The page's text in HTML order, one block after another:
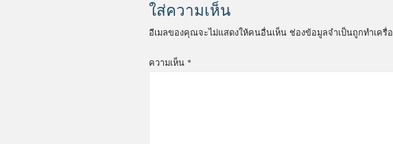
ใส่ความเห็น
อีเมลของคุณจะไม่แสดงให้คนอื่นเห็น ช่องข้อมูลจำเป็นถูกทำเครื่
ความเห็น *